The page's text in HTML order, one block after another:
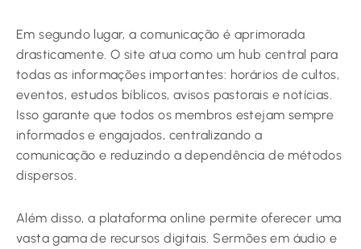
Em segundo lugar, a comunicação é aprimorada
drasticamente. O site atua como um hub central para
todas as informações importantes: horários de cultos,
eventos, estudos bíblicos, avisos pastorais e notícias.
Isso garante que todos os membros estejam sempre
informados e engajados, centralizando a
comunicação e reduzindo a dependência de métodos
dispersos.
Além disso, a plataforma online permite oferecer uma
vasta gama de recursos digitais. Sermões em áudio e